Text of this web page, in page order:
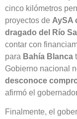
cinco kilómetros
proyectos de AySA
dragado del Río
contar con
para Bahía Blanca
Gobierno nacional
desconoce
afirmó el
Finalmente, el